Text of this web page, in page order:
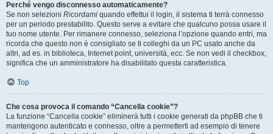
Perché vengo disconnesso automaticamente?
Se non selezioni Ricordami quando effettui il login, il sistema ti terrà connesso
per un periodo prestabilito. Questo serve a evitare che qualcuno possa usare il
tuo nome utente. Per rimanere connesso, seleziona l’opzione quando entri, ma
ricorda che questo non è consigliato se ti colleghi da un PC usato anche da
altri, ad es. in biblioteca, Internet point, università, ecc. Se non vedi il checkbox,
significa che un amministratore ha disabilitato questa caratteristica.
Top
Che cosa provoca il comando “Cancella cookie”?
La funzione “Cancella cookie” eliminerà tutti i cookie generati da phpBB che ti
mantengono autenticato e connesso, oltre a permetterti ad esempio di tenere